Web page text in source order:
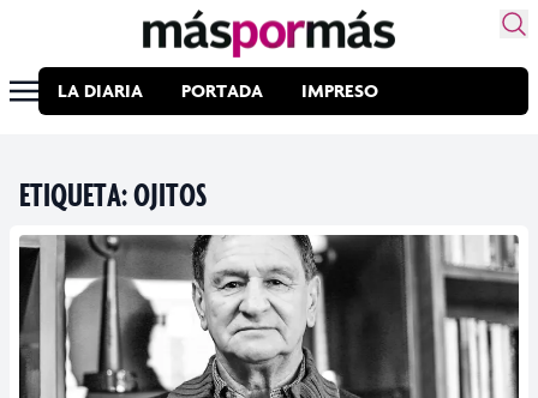
LA DIARIA PORTADA IMPRESO
ETIQUETA:OJITOS